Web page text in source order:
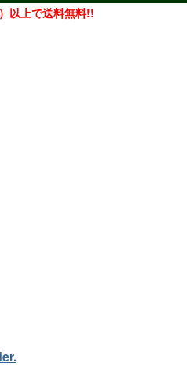
以上で送料無料!!